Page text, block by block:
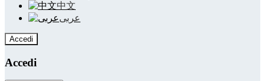
中文
عربى
Accedi
Accedi